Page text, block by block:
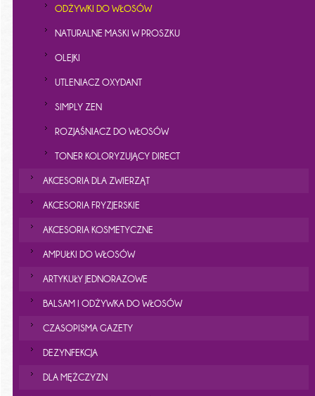
ODŻYWKI DO WŁOSÓW
NATURALNE MASKI W PROSZKU
OLEJKI
UTLENIACZ OXYDANT
SIMPLY ZEN
ROZJAŚNIACZ DO WŁOSÓW
TONER KOLORYZUJĄCY DIRECT
AKCESORIA DLA ZWIERZĄT
AKCESORIA FRYZJERSKIE
AKCESORIA KOSMETYCZNE
AMPUŁKI DO WŁOSÓW
ARTYKUŁY JEDNORAZOWE
BALSAM I ODŻYWKA DO WŁOSÓW
CZASOPISMA GAZETY
DEZYNFEKCJA
DLA MĘŻCZYZN